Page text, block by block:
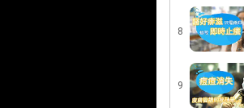
8
9